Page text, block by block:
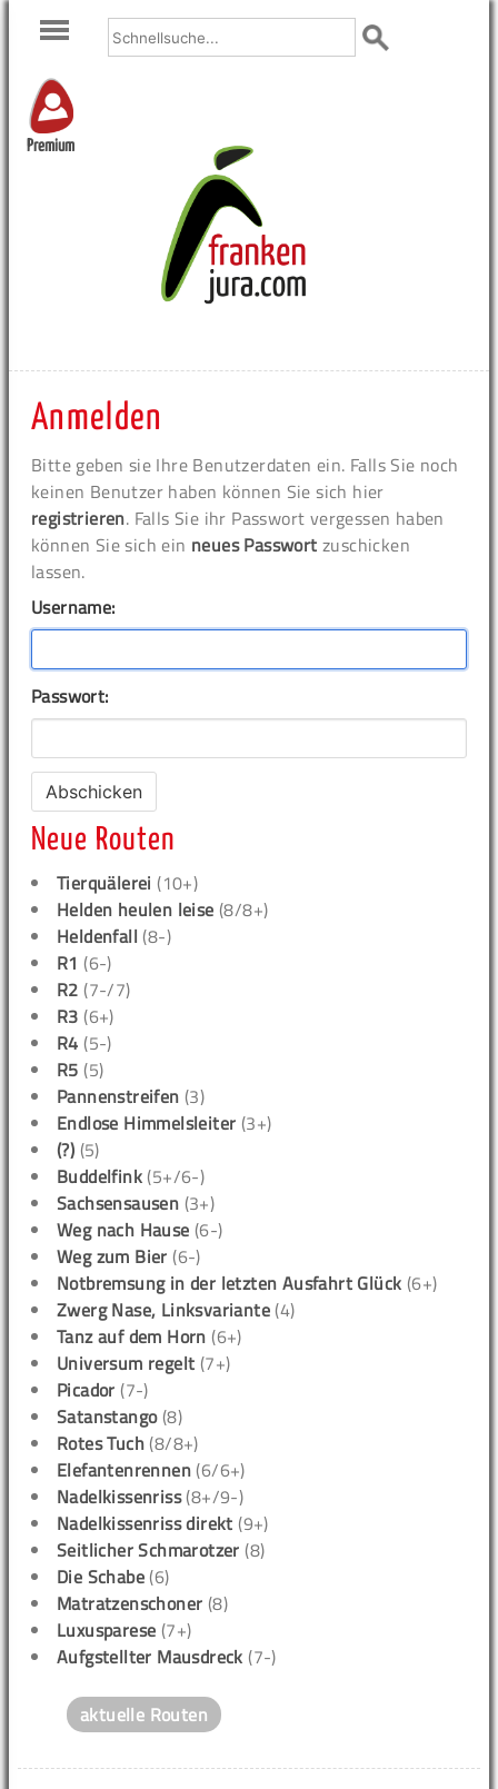
Premium
Anmelden
Bitte geben sie Ihre Benutzerdaten ein. Falls Sie noch
keinen Benutzer haben können Sie sich hier
registrieren. Falls Sie ihr Passwort vergessen haben
können Sie sich ein neues Passwort zuschicken
lassen.
Username:
Passwort:
Neue Routen
Tierquälerei (10+)
Helden heulen leise (8/8+)
Heldenfall (8-)
R1 (6-)
R2 (7-/7)
R3 (6+)
R4 (5-)
R5 (5)
Pannenstreifen (3)
Endlose Himmelsleiter (3+)
(?) (5)
Buddelfink (5+/6-)
Sachsensausen (3+)
Weg nach Hause (6-)
Weg zum Bier (6-)
Notbremsung in der letzten Ausfahrt Glück (6+)
Zwerg Nase, Linksvariante (4)
Tanz auf dem Horn (6+)
Universum regelt (7+)
Picador (7-)
Satanstango(8)
Rotes Tuch (8/8+)
Elefantenrennen (6/6+)
Nadelkissenriss(8+/9-)
Nadelkissenriss direkt (9+)
Seitlicher Schmarotzer (8)
Die Schabe (6)
Matratzenschoner (8)
Luxusparese (7+)
Aufgstellter Mausdreck (7-)
aktuelle Routen